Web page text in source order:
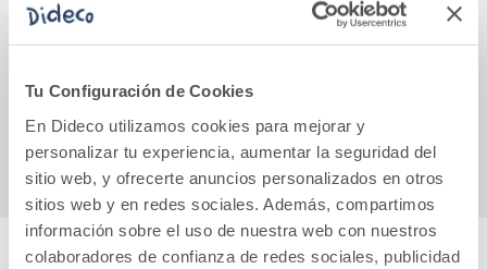
Tu Configuración de Cookies
En Dideco utilizamos cookies para mejorar y
personalizar tu experiencia, aumentar la seguridad del
sitio web, y ofrecerte anuncios personalizados en otros
sitios web y en redes sociales. Además, compartimos
información sobre el uso de nuestra web con nuestros
colaboradores de confianza de redes sociales, publicidad
¡Juego sin móvil!
12,95€
Comprar
meta
Comprar